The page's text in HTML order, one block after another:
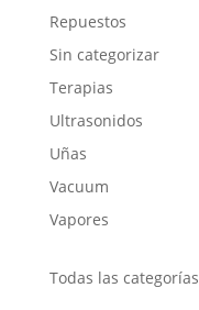
Repuestos
Sin categorizar
Terapias
Ultrasonidos
Uñas
Vacuum
Vapores
Todas las categorías